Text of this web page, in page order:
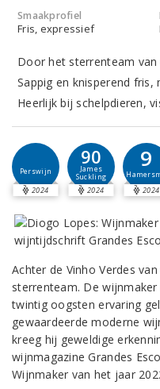
Smaakprofiel
Fris, expressief
Door het sterrenteam van
Sappig en knisperend
Heerlijk bij schelpdieren,
Perswijn
2024
90
James
Suckling
2024
9
2024
Achter de Vinho Verdes
sterrenteam. De
twintig oogsten ervaring
gewaardeerde moderne
kreeg hij geweldige
wijnmagazine Grandes
Wijnmaker van het jaar